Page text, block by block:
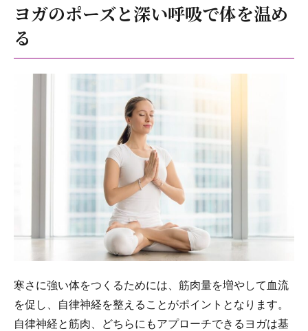
ヨガのポーズと深い呼吸で体を温め
る
寒さに強い体をつくるためには、筋肉量を増やして血流
を促し、自律神経を整えることがポイントとなります。
自律神経と筋肉、どちらにもアプローチできるヨガは基